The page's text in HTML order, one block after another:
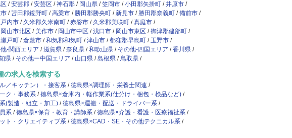
安芸郡 安芸区 神石郡 岡山県 笠岡市 小田郡矢掛町
井原市
苫田郡鏡野町 高梁市 勝田郡勝央町 新見市 勝田郡奈義町
備前市
内市 久米郡久米南町 赤磐市 久米郡美咲町
真庭市
岡山市北区 美作市 岡山市中区 浅口市 岡山市東区
御津郡建部町
戸町 倉敷市 和気郡和気町 津山市 都窪郡早島町
玉野市
-関西エリア 滋賀県 奈良県 和歌山県 その他-四国エリア
香川県
県 その他ー中国エリア 山口県 島根県 鳥取県
の求人を検索する
／キッチン）・接客系
徳島県×調理師・栄養士関連
ク・事務系
徳島県×倉庫内・軽作業系(仕分け・梱包・検品など)
(製造・組立・加工)
徳島県×運搬・配送・ドライバー系
系
徳島県×保育・教育・講師系
徳島県×介護・看護・医療福祉系
ト・クリエイティブ系
徳島県×CAD・SE・その他テクニカル系